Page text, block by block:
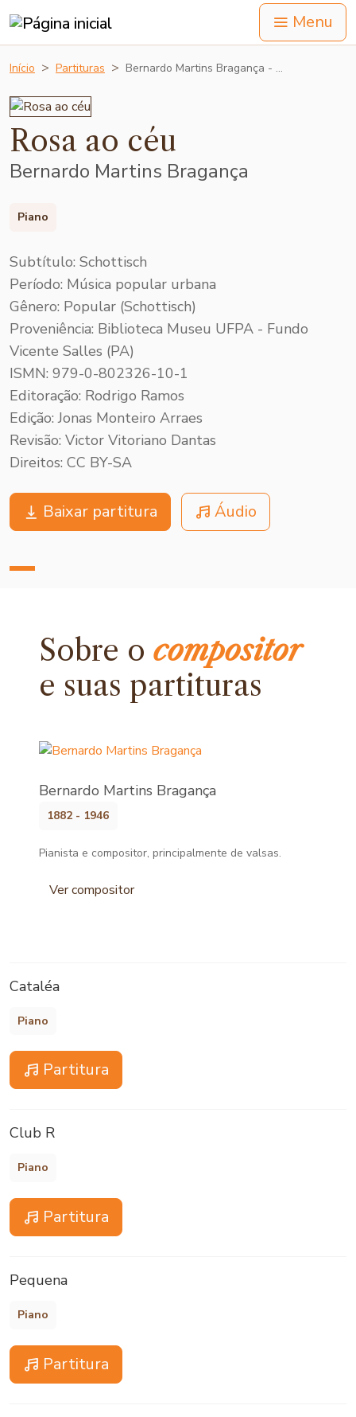
Menu
Início Partituras Bernardo Martins Bragança - …
Rosa ao céu
Bernardo Martins Bragança
Piano
Subtítulo: Schottisch
Período: Música popular urbana
Gênero: Popular (Schottisch)
Proveniência: Biblioteca Museu UFPA - Fundo
Vicente Salles (PA)
ISMN: 979-0-802326-10-1
Editoração: Rodrigo Ramos
Edição: Jonas Monteiro Arraes
Revisão: Victor Vitoriano Dantas
Direitos: CC BY-SA
Baixar partitura Áudio
Sobre ocompositor
e suas partituras
Bernardo Martins Bragança
1882 - 1946
Pianista e compositor, principalmente de valsas.
Ver compositor
Cataléa
Piano
Partitura
Club R
Piano
Partitura
Pequena
Piano
Partitura